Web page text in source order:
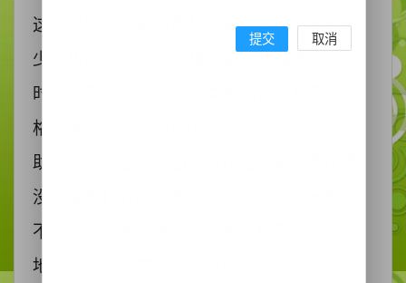
这个经历，可能与我热爱读书有关。磐石很
少有哲学类科学类书籍阅读，我后来上大学
时，读了很多哲学科学类书籍，对我完善人
格，阅历，充实自己的学习条件非常有帮
助。但是，当时磐石没有这些书籍。我因此
没有受到良好的熏陶。学习成就也是一般，
不好。这是我导致高考志愿，报了一个冷门
地质类大学的主要深层原因。
提交 取消